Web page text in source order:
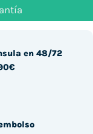
en 48/72